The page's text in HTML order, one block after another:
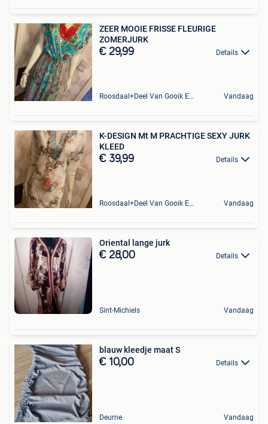
ZEER MOOIE FRISSE FLEURIGE
ZOMERJURK
€ 29,99 Details
Roosdaal+Deel Van Gooik En Sint-Kwintens-Lennik Vandaag
K-DESIGN Mt M PRACHTIGE SEXY JURK
KLEED
€ 39,99 Details
Roosdaal+Deel Van Gooik En Sint-Kwintens-Lennik Vandaag
Oriental lange jurk
€ 28,00 Details
Sint-Michiels Vandaag
blauw kleedje maat S
€ 10,00 Details
Deurne Vandaag